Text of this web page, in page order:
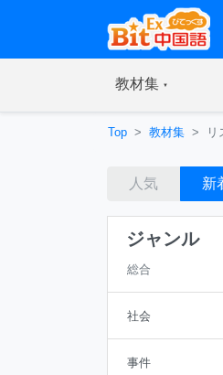
教材集(current)
Top 教材集 リ
人気 新
ジャンル
総合
社会
事件